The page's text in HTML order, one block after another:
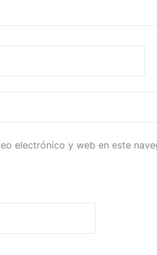
electrónico y web en este